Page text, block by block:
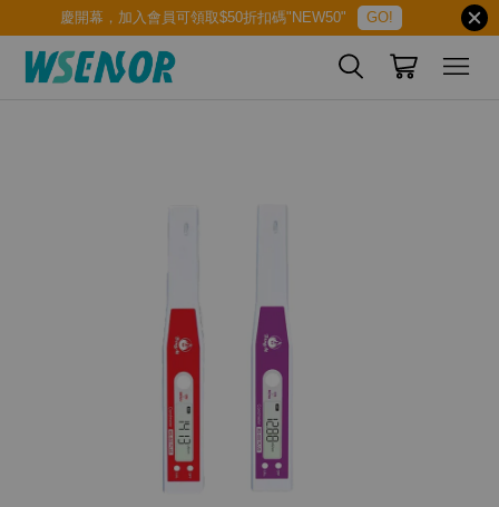
慶開幕，加入會員可領取$50折扣碼"NEW50" GO!